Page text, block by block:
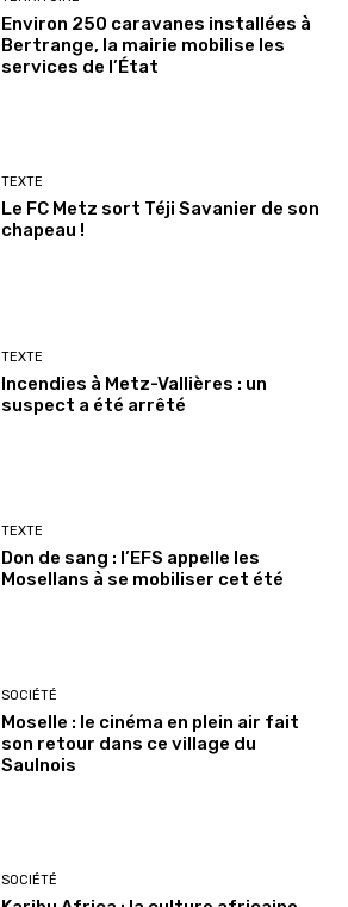
Environ 250 caravanes installées à
Bertrange, la mairie mobilise les
services de l’État
TEXTE
Le FC Metz sort Téji Savanier de son
chapeau !
TEXTE
Incendies à Metz-Vallières : un
suspect a été arrêté
TEXTE
Don de sang : l’EFS appelle les
Mosellans à se mobiliser cet été
SOCIÉTÉ
Moselle : le cinéma en plein air fait
son retour dans ce village du
Saulnois
SOCIÉTÉ